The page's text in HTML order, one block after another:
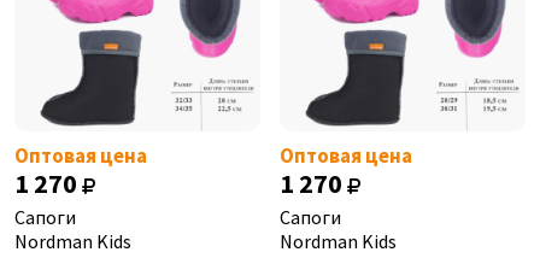
Оптовая цена
1 270
Сапоги
Nordman Kids
Оптовая цена
1 270
Сапоги
Nordman Kids